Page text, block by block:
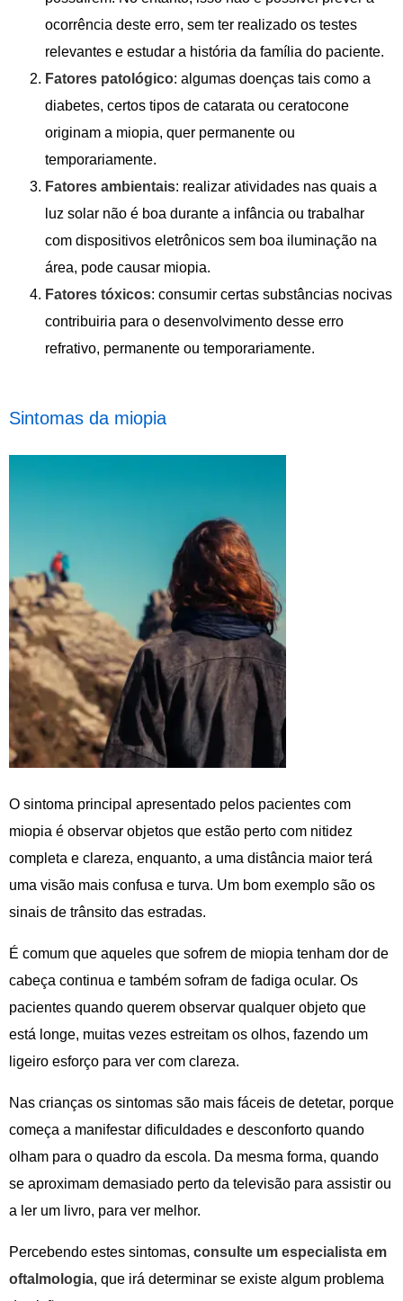
ocorrência deste erro, sem ter realizado os testes
relevantes e estudar a história da família do paciente.
Fatores patológico: algumas doenças tais como a
diabetes, certos tipos de catarata ou ceratocone
originam a miopia, quer permanente ou
temporariamente.
Fatores ambientais: realizar atividades nas quais a
luz solar não é boa durante a infância ou trabalhar
com dispositivos eletrônicos sem boa iluminação na
área, pode causar miopia.
Fatores tóxicos: consumir certas substâncias nocivas
contribuiria para o desenvolvimento desse erro
refrativo, permanente ou temporariamente.
Sintomas da miopia
O sintoma principal apresentado pelos pacientes com
miopia é observar objetos que estão perto com nitidez
completa e clareza, enquanto, a uma distância maior terá
uma visão mais confusa e turva. Um bom exemplo são os
sinais de trânsito das estradas.
É comum que aqueles que sofrem de miopia tenham dor de
cabeça continua e também sofram de fadiga ocular. Os
pacientes quando querem observar qualquer objeto que
está longe, muitas vezes estreitam os olhos, fazendo um
ligeiro esforço para ver com clareza.
Nas crianças os sintomas são mais fáceis de detetar, porque
começa a manifestar dificuldades e desconforto quando
olham para o quadro da escola. Da mesma forma, quando
se aproximam demasiado perto da televisão para assistir ou
a ler um livro, para ver melhor.
Percebendo estes sintomas, consulte um especialista em
oftalmologia, que irá determinar se existe algum problema